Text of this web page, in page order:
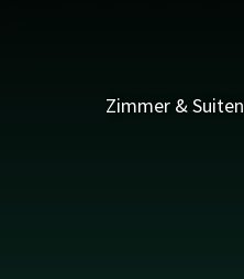
Zimmer & Suiten